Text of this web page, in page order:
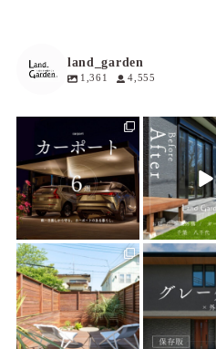
land_garden
1,361 4,555
21 0 14
land_garden
27 0 24